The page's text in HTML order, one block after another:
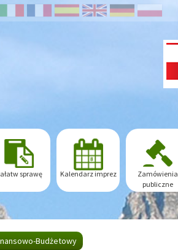
sprawę Kalendarz imprez
Zamówienia
publiczne
Budżetowy